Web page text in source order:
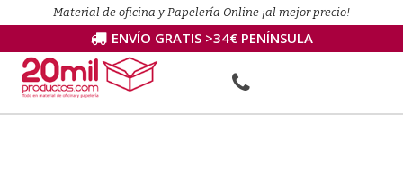
Material de oficina y Papelería Online ¡al mejor precio!
ENVÍO GRATIS >34€ PENÍNSULA